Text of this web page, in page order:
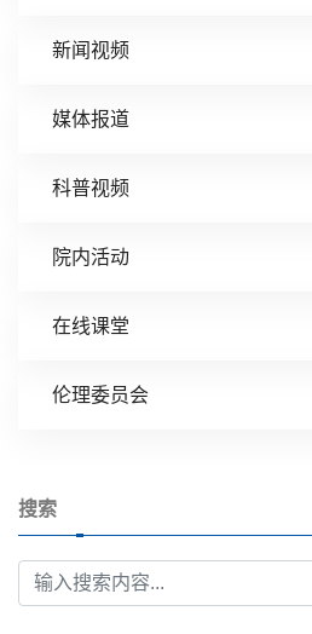
新闻视频
媒体报道
科普视频
院内活动
在线课堂
伦理委员会
搜索